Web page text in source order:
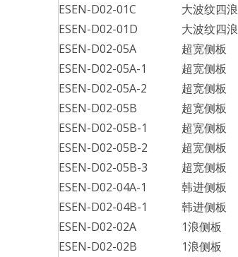
ESEN-D02-01C
大波纹四浪
ESEN-D02-01D
大波纹四浪
ESEN-D02-05A
超宽侧板
ESEN-D02-05A-1
超宽侧板
ESEN-D02-05A-2
超宽侧板
ESEN-D02-05B
超宽侧板
ESEN-D02-05B-1
超宽侧板
ESEN-D02-05B-2
超宽侧板
ESEN-D02-05B-3
超宽侧板
ESEN-D02-04A-1
韩进侧板
ESEN-D02-04B-1
韩进侧板
ESEN-D02-02A
1浪侧板
ESEN-D02-02B
1浪侧板